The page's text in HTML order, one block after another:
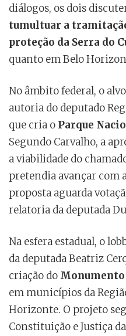
diálogos, os dois
tumultuar a
proteção da Serra do
quanto em Belo
No âmbito federal, o
autoria do deputado
que cria o Parque
Segundo Carvalho, a
a viabilidade do
pretendia avançar com
proposta aguarda
relatoria da deputada
Na esfera estadual, o
da deputada Beatriz
criação do
em municípios da
Horizonte. O projeto
Constituição e Justiça